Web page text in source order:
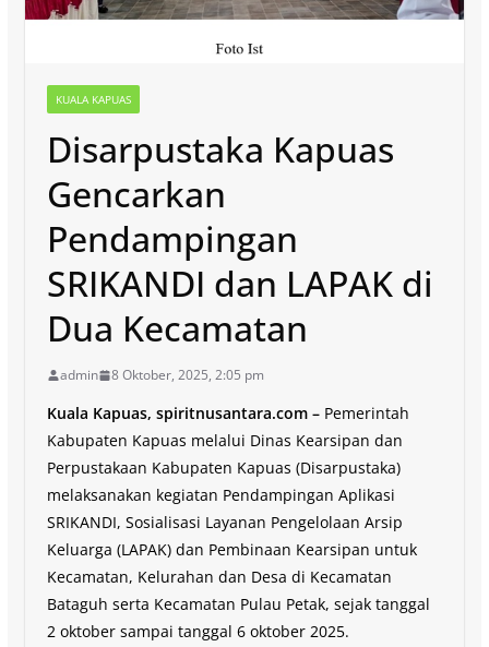
KUALA KAPUAS
Disarpustaka Kapuas
Gencarkan
Pendampingan
SRIKANDI dan LAPAK di
Dua Kecamatan
admin 8 Oktober, 2025, 2:05 pm
Kuala Kapuas, spiritnusantara.com –Pemerintah
Kabupaten Kapuas melalui Dinas Kearsipan dan
Perpustakaan Kabupaten Kapuas (Disarpustaka)
melaksanakan kegiatan Pendampingan Aplikasi
SRIKANDI, Sosialisasi Layanan Pengelolaan Arsip
Keluarga (LAPAK) dan Pembinaan Kearsipan untuk
Kecamatan, Kelurahan dan Desa di Kecamatan
Bataguh serta Kecamatan Pulau Petak, sejak tanggal
2 oktober sampai tanggal 6 oktober 2025.